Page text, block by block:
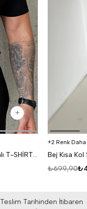
Siyah Kısa Kol Sek Erkek Pamuk Likralı T-SHİRT SC
2 Renk Daha
Bej Kısa
₺699,90
Teslim Tarihinden İtibaren